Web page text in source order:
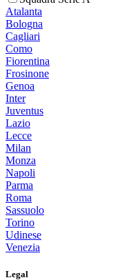
Atalanta
Bologna
Cagliari
Como
Fiorentina
Frosinone
Genoa
Inter
Juventus
Lazio
Lecce
Milan
Monza
Napoli
Parma
Roma
Sassuolo
Torino
Udinese
Venezia
Legal